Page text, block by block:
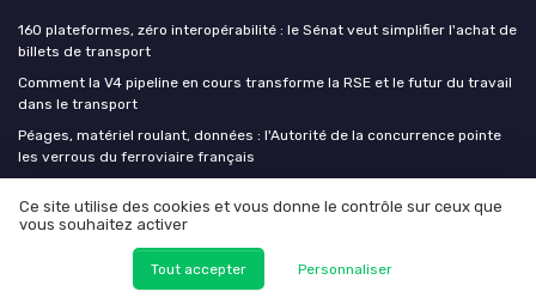
160 plateformes, zéro interopérabilité : le Sénat veut simplifier l'achat de
billets de transport
Comment la V4 pipeline en cours transforme la RSE et le futur du travail
dans le transport
Péages, matériel roulant, données : l'Autorité de la concurrence pointe
les verrous du ferroviaire français
dans le transport
Ce site utilise des cookies et vous donne le contrôle sur ceux que
vous souhaitez activer
Tout accepter Personnaliser